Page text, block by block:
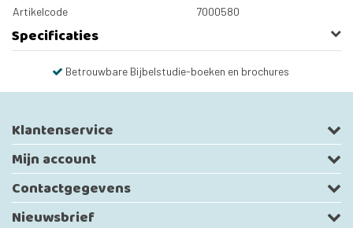
Artikelcode 7000580
Specificaties
Betrouwbare Bijbelstudie-boeken en brochures
Klantenservice
Mijn account
Contactgegevens
Nieuwsbrief